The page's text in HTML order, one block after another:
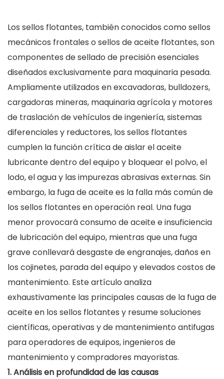
Los sellos flotantes, también conocidos como sellos
mecánicos frontales o sellos de aceite flotantes, son
componentes de sellado de precisión esenciales
diseñados exclusivamente para maquinaria pesada.
Ampliamente utilizados en excavadoras, bulldozers,
cargadoras mineras, maquinaria agrícola y motores
de traslación de vehículos de ingeniería, sistemas
diferenciales y reductores, los sellos flotantes
cumplen la función crítica de aislar el aceite
lubricante dentro del equipo y bloquear el polvo, el
lodo, el agua y las impurezas abrasivas externas. Sin
embargo, la fuga de aceite es la falla más común de
los sellos flotantes en operación real. Una fuga
menor provocará consumo de aceite e insuficiencia
de lubricación del equipo, mientras que una fuga
grave conllevará desgaste de engranajes, daños en
los cojinetes, parada del equipo y elevados costos de
mantenimiento. Este artículo analiza
exhaustivamente las principales causas de la fuga de
aceite en los sellos flotantes y resume soluciones
científicas, operativas y de mantenimiento antifugas
para operadores de equipos, ingenieros de
mantenimiento y compradores mayoristas.
1. Análisis en profundidad de las causas